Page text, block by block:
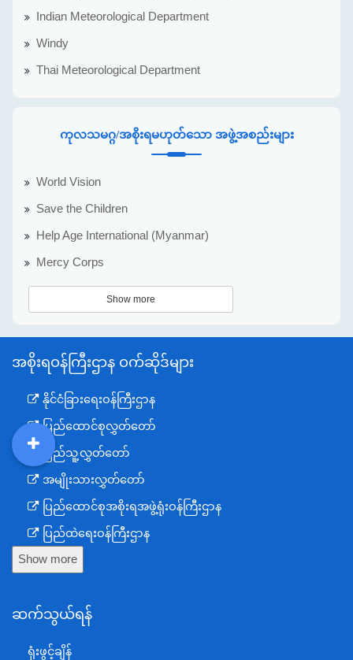
Indian Meteorological Department
Windy
Thai Meteorological Department
ကုလသမဂ္ဂ/အစိုးရမဟုတ်သော အဖွဲ့အစည်းများ
World Vision
Save the Children
Help Age International (Myanmar)
Mercy Corps
Show more
အစိုးရဝန်ကြီးဌာန ဝက်ဆိုဒ်များ
နိုင်ငံခြားရေးဝန်ကြီးဌာန
ပြည်ထောင်စုလွှတ်တော်
ပြည်သူ့လွှတ်တော်
အမျိုးသားလွှတ်တော်
ပြည်ထောင်စုအစိုးရအဖွဲ့ရုံးဝန်ကြီးဌာန
ပြည်ထဲရေးဝန်ကြီးဌာန
ကာကွယ်ရေးဝန်ကြီးဌာန
စီမံကိန်း၊ဘဏ္ဍာရေးနှင့်စက်မှုဝန်ကြီးဌာန
ရင်းနှီးမြှုပ်နှံမှုနှင့် နိုင်ငံခြားစီးပွားဆက်သွယ်ရေးဝန်ကြီးဌာန
Show more
ဆက်သွယ်ရန်
ရုံးဖွင့်ချိန်
DDM